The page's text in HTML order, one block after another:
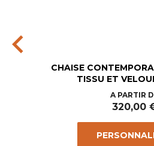
chevron_left
CHAISE
TISSU ET
Prix
A PARTIR
320,00